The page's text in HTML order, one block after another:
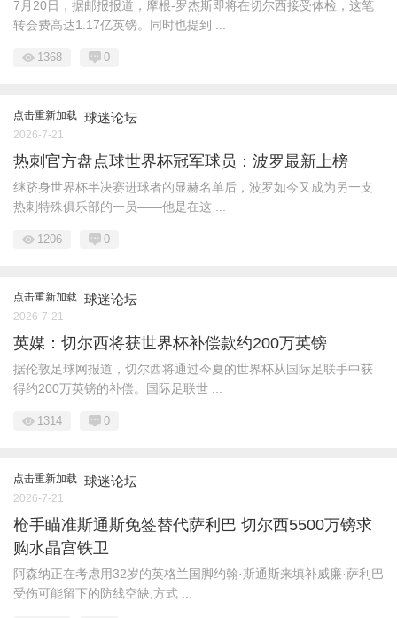
7月20日，据邮报报道，摩根-罗杰斯即将在切尔西接受体检，这笔
转会费高达1.17亿英镑。同时也提到 ...
1368 0
点击重新加载 球迷论坛
2026-7-21
热刺官方盘点球世界杯冠军球员：波罗最新上榜
继跻身世界杯半决赛进球者的显赫名单后，波罗如今又成为另一支
热刺特殊俱乐部的一员——他是在这 ...
1206 0
点击重新加载 球迷论坛
2026-7-21
英媒：切尔西将获世界杯补偿款约200万英镑
据伦敦足球网报道，切尔西将通过今夏的世界杯从国际足联手中获
得约200万英镑的补偿。国际足联世 ...
1314 0
点击重新加载 球迷论坛
2026-7-21
枪手瞄准斯通斯免签替代萨利巴 切尔西5500万镑求
购水晶宫铁卫
阿森纳正在考虑用32岁的英格兰国脚约翰·斯通斯来填补威廉·萨利巴
受伤可能留下的防线空缺,方式 ...